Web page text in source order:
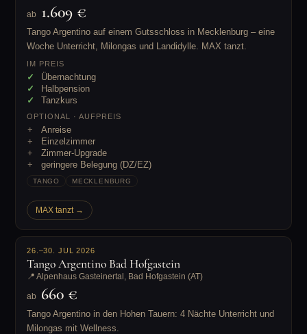
ab 1.609 €
Tango Argentino auf einem Gutsschloss in Mecklenburg – eine
Woche Unterricht, Milongas und Landidylle. MAX tanzt.
IM PREIS
Übernachtung
Halbpension
Tanzkurs
OPTIONAL · AUFPREIS
Anreise
Einzelzimmer
Zimmer-Upgrade
geringere Belegung (DZ/EZ)
TANGO MECKLENBURG
MAX tanzt →
26.–30. JUL 2026
Tango Argentino Bad Hofgastein
📍 Alpenhaus Gasteinertal, Bad Hofgastein (AT)
ab 660 €
Tango Argentino in den Hohen Tauern: 4 Nächte Unterricht und
Milongas mit Wellness.